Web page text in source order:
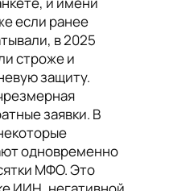
если ранее
в 2025
строже и
защиту.
заявки. В
одновременно
МФО. Это